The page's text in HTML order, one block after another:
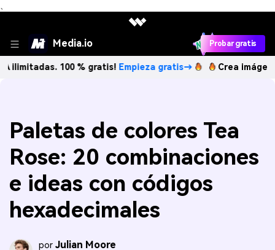
、
Media.io Probar gratis
100 % gratis! Empieza gratis→ Crea imágenes IA
Paletas de colores Tea
Rose: 20 combinaciones
e ideas con códigos
hexadecimales
por Julian Moore